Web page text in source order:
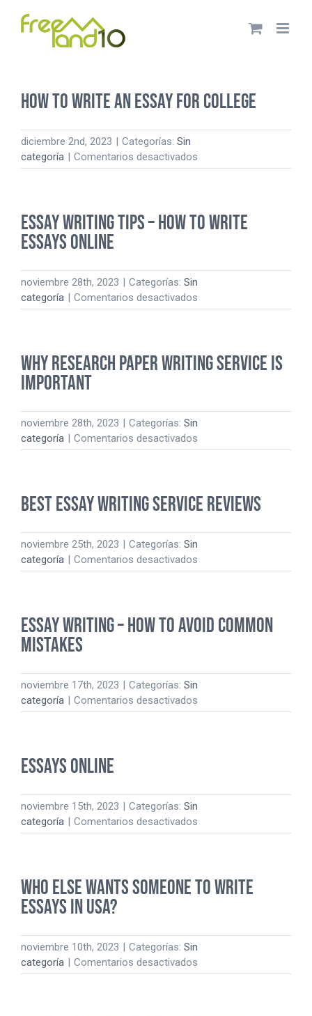
How to Write an Essay For College
diciembre 2nd, 2023 | Categorías: Sin
categoría | Comentarios desactivados
How
an
Essay
Essay Writing Tips – How to Write
Essays Online
noviembre 28th, 2023 | Categorías: Sin
categoría | Comentarios desactivados
Essay
–
How
Why Research Paper Writing Service is
Important
noviembre 28th, 2023 | Categorías: Sin
categoría | Comentarios desactivados
Why
Writing
Service
is
Best Essay Writing Service Reviews
noviembre 25th, 2023 | Categorías: Sin
categoría | Comentarios desactivados
Best
Service
Reviews
Essay Writing – How to Avoid Common
Mistakes
noviembre 17th, 2023 | Categorías: Sin
categoría | Comentarios desactivados
Essay
Avoid
Essays Online
noviembre 15th, 2023 | Categorías: Sin
categoría | Comentarios desactivados
Essays
Who Else Wants Someone to Write
Essays in USA?
noviembre 10th, 2023 | Categorías: Sin
categoría | Comentarios desactivados
Who